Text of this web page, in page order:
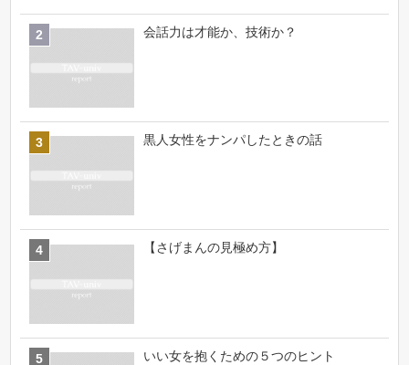
会話力は才能か、技術か？
黒人女性をナンパしたときの話
【さげまんの見極め方】
いい女を抱くための５つのヒント